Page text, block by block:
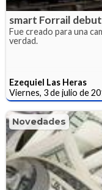
smart Forrail
Fue creado para una
verdad.
Ezequiel Las Heras
Viernes, 3 de julio de
Novedades